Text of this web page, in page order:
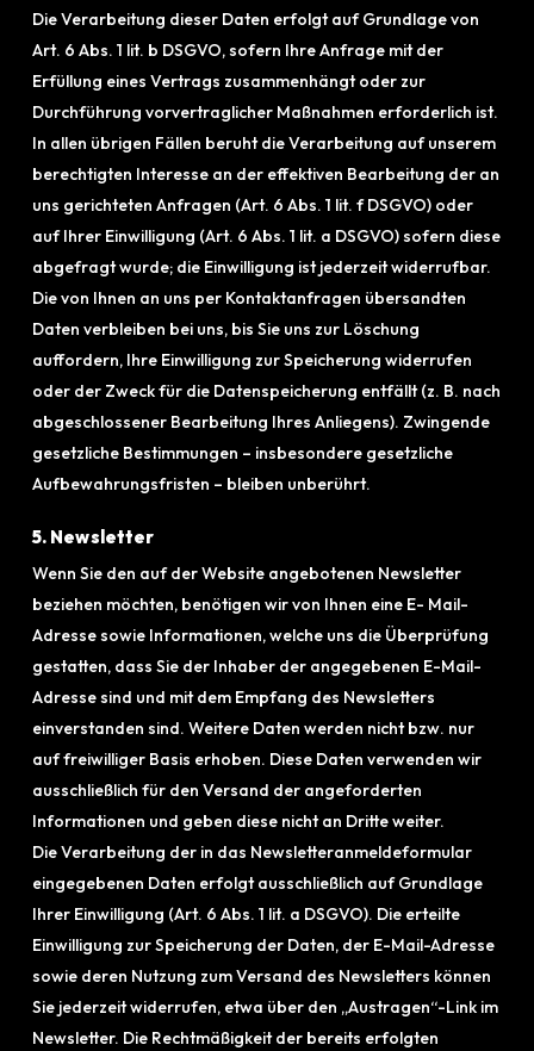
Die Verarbeitung dieser Daten erfolgt auf Grundlage von
Art. 6 Abs. 1 lit. b DSGVO, sofern Ihre Anfrage mit der
Erfüllung eines Vertrags zusammenhängt oder zur
Durchführung vorvertraglicher Maßnahmen erforderlich ist.
In allen übrigen Fällen beruht die Verarbeitung auf unserem
berechtigten Interesse an der effektiven Bearbeitung der an
uns gerichteten Anfragen (Art. 6 Abs. 1 lit. f DSGVO) oder
auf Ihrer Einwilligung (Art. 6 Abs. 1 lit. a DSGVO) sofern diese
abgefragt wurde; die Einwilligung ist jederzeit widerrufbar.
Die von Ihnen an uns per Kontaktanfragen übersandten
Daten verbleiben bei uns, bis Sie uns zur Löschung
auffordern, Ihre Einwilligung zur Speicherung widerrufen
oder der Zweck für die Datenspeicherung entfällt (z. B. nach
abgeschlossener Bearbeitung Ihres Anliegens). Zwingende
gesetzliche Bestimmungen – insbesondere gesetzliche
Aufbewahrungsfristen – bleiben unberührt.
5. Newsletter
Wenn Sie den auf der Website angebotenen Newsletter
beziehen möchten, benötigen wir von Ihnen eine E- Mail-
Adresse sowie Informationen, welche uns die Überprüfung
gestatten, dass Sie der Inhaber der angegebenen E-Mail-
Adresse sind und mit dem Empfang des Newsletters
einverstanden sind. Weitere Daten werden nicht bzw. nur
auf freiwilliger Basis erhoben. Diese Daten verwenden wir
ausschließlich für den Versand der angeforderten
Informationen und geben diese nicht an Dritte weiter.
Die Verarbeitung der in das Newsletteranmeldeformular
eingegebenen Daten erfolgt ausschließlich auf Grundlage
Ihrer Einwilligung (Art. 6 Abs. 1 lit. a DSGVO). Die erteilte
Einwilligung zur Speicherung der Daten, der E-Mail-Adresse
sowie deren Nutzung zum Versand des Newsletters können
Sie jederzeit widerrufen, etwa über den „Austragen“-Link im
Newsletter. Die Rechtmäßigkeit der bereits erfolgten